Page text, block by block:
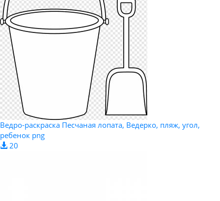
Ведро-раскраска Песчаная лопата, Ведерко, пляж, угол,
ребенок png
20